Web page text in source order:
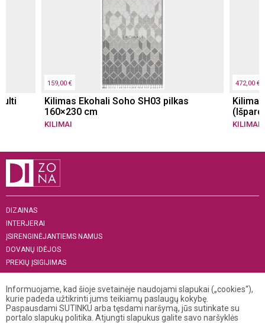
159,00 €
Kilimas Ekohali Soho SH03 pilkas
160×230 cm
KILIMAI
472,00 €
KILIMAI
DIZAINAS
INTERJERAI
ĮSIRENGINĖJANTIEMS NAMUS
DOVANŲ IDĖJOS
PREKIŲ ĮSIGIJIMAS
„MENAS INTERJERUI 2019“
+370 521 04 141
info@dizona.lt
Informuojame, kad šioje svetainėje naudojami slapukai („cookies“),
kurie padeda užtikrinti jums teikiamų paslaugų kokybę.
Paspausdami SUTINKU arba tęsdami naršymą, jūs sutinkate su
portalo slapukų politika. Atjungti slapukus galite savo naršyklės